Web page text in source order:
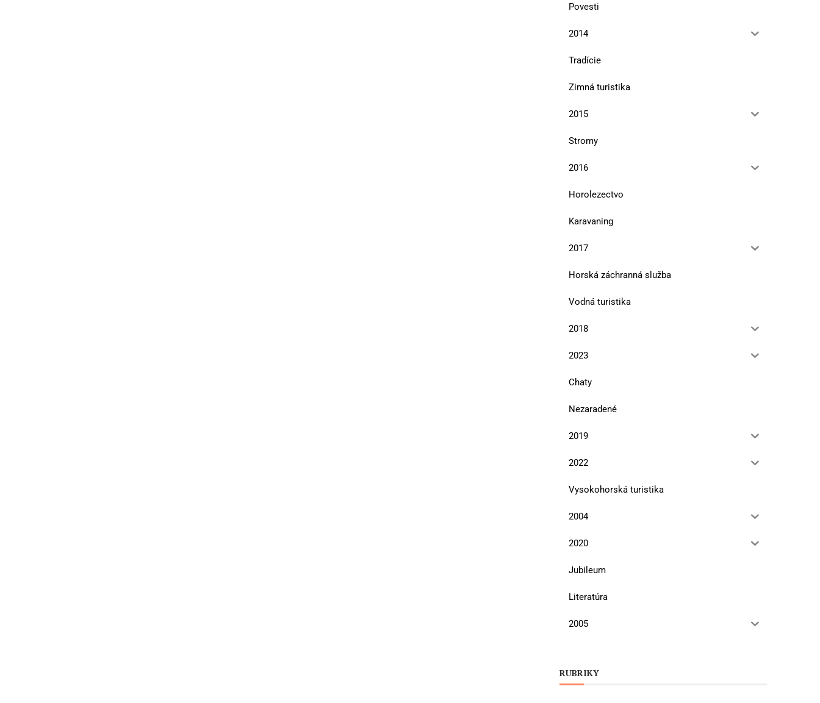
Povesti
2014
Tradície
Zimná turistika
2015
Stromy
2016
Horolezectvo
Karavaning
2017
Horská záchranná služba
Vodná turistika
2018
2023
Chaty
Nezaradené
2019
2022
Vysokohorská turistika
2004
2020
Jubileum
Literatúra
2005
RUBRIKY